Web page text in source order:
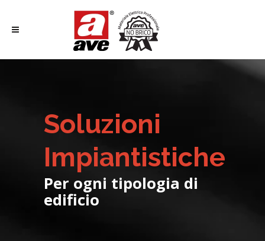
Soluzioni
Impiantistiche
Per ogni tipologia di
edificio